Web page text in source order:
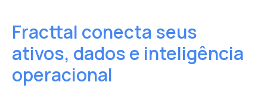
Fracttal conecta seus
ativos, dados e inteligência
operacional